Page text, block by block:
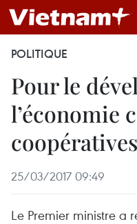
POLITIQUE
Pour le
l’économie
coopératives
25/03/2017 09:49
Le Premier ministre a